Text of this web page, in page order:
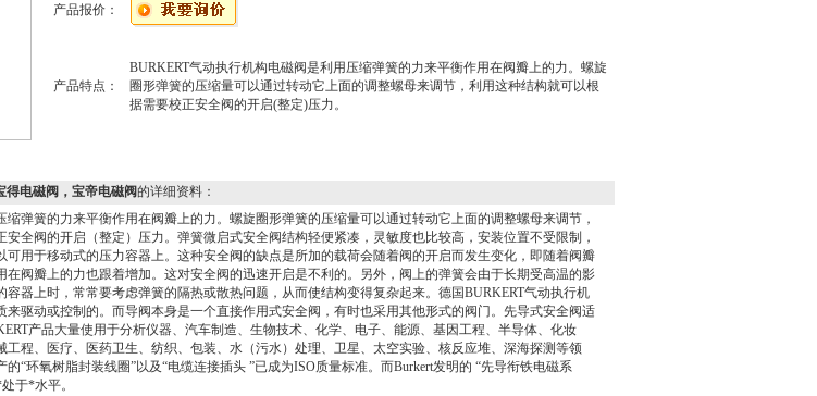
产品报价：
产品特点：
BURKERT气动执行机构电磁阀是利用压缩弹簧的力来平衡作用在阀瓣上的力。螺旋
圈形弹簧的压缩量可以通过转动它上面的调整螺母来调节，利用这种结构就可以根
据需要校正安全阀的开启(整定)压力。
得电磁阀，宝帝电磁阀的详细资料：
缩弹簧的力来平衡作用在阀瓣上的力。螺旋圈形弹簧的压缩量可以通过转动它上面的调整螺母来调节，
全阀的开启（整定）压力。弹簧微启式安全阀结构轻便紧凑，灵敏度也比较高，安装位置不受限制，
可用于移动式的压力容器上。这种安全阀的缺点是所加的载荷会随着阀的开启而发生变化，即随着阀瓣
在阀瓣上的力也跟着增加。这对安全阀的迅速开启是不利的。另外，阀上的弹簧会由于长期受高温的影
容器上时，常常要考虑弹簧的隔热或散热问题，从而使结构变得复杂起来。德国BURKERT气动执行机
来驱动或控制的。而导阀本身是一个直接作用式安全阀，有时也采用其他形式的阀门。先导式安全阀适
产品大量使用于分析仪器、汽车制造、生物技术、化学、电子、能源、基因工程、半导体、化妆
工程、医疗、医药卫生、纺织、包装、水（污水）处理、卫星、太空实验、核反应堆、深海探测等领
“环氧树脂封装线圈”以及“电缆连接插头 ”已成为ISO质量标准。而Burkert发明的 “先导衔铁电磁系
处于*水平。